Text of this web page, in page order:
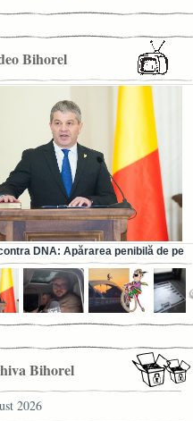
Bihorel
DNA: Apărarea penibilă de pe
fostului ministru al Sănătății (VIDEO)
Bihorel
2026